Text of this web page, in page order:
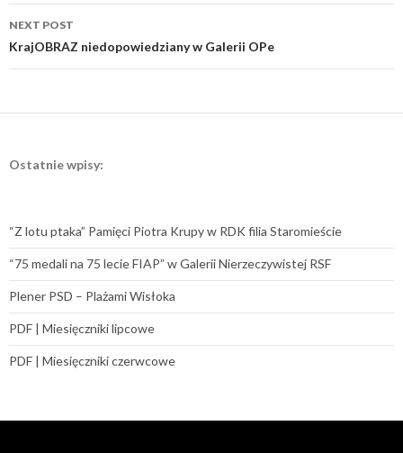
NEXT POST
KrajOBRAZ niedopowiedziany w Galerii OPe
Ostatnie wpisy:
“Z lotu ptaka” Pamięci Piotra Krupy w RDK filia Staromieście
“75 medali na 75 lecie FIAP” w Galerii Nierzeczywistej RSF
Plener PSD – Plażami Wisłoka
PDF | Miesięczniki lipcowe
PDF | Miesięczniki czerwcowe